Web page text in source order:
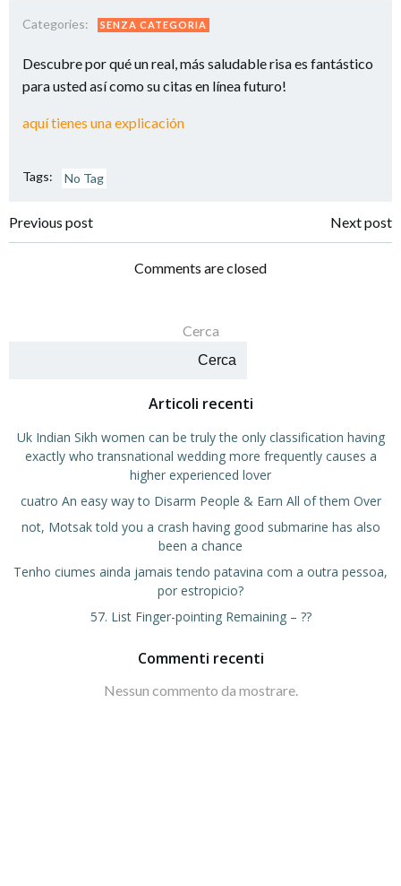
Categories: SENZA CATEGORIA
Descubre por qué un real, más saludable risa es fantástico
para usted así como su citas en línea futuro!
aquí tienes una explicación
Tags: No Tag
Navigazione
Previous post
Navigazione
articoli
Next post
Comments are closed
Cerca
Cerca
Articoli recenti
Uk Indian Sikh women can be truly the only classification having
exactly who transnational wedding more frequently causes a
higher experienced lover
cuatro An easy way to Disarm People & Earn All of them Over
not, Motsak told you a crash having good submarine has also
been a chance
Tenho ciumes ainda jamais tendo patavina com a outra pessoa,
por estropicio?
57. List Finger-pointing Remaining – ??
Commenti recenti
Nessun commento da mostrare.